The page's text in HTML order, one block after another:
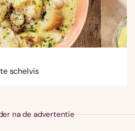
(23)
(32)
(113)
schelvis
na de advertentie